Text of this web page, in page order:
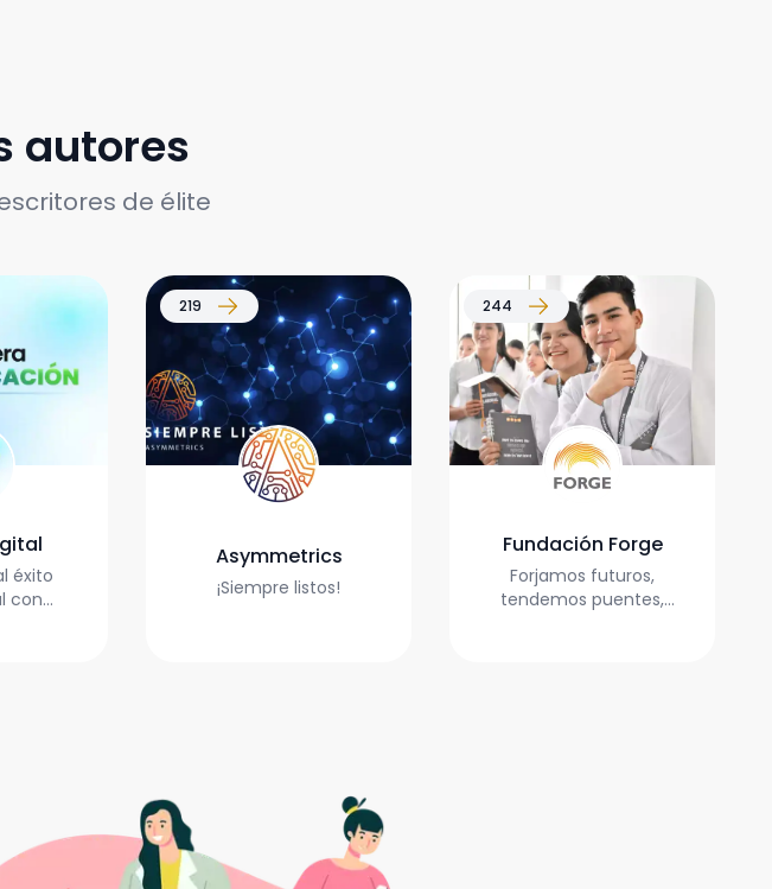
autores
de élite
éxito
con
219
A
Asymmetrics
¡Siempre listos!
244
F
Fundación Forge
Forjamos futuros,
tendemos puentes,